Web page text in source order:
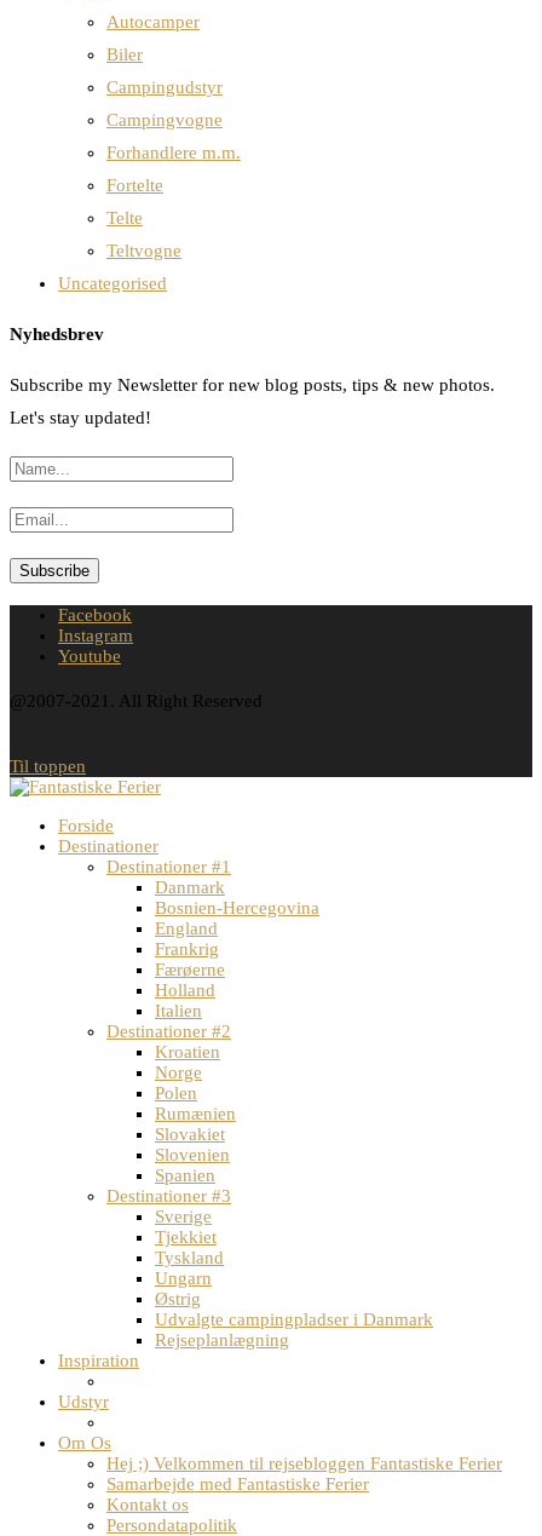
Autocamper
Biler
Campingudstyr
Campingvogne
Forhandlere m.m.
Fortelte
Telte
Teltvogne
Uncategorised
Nyhedsbrev
Subscribe my Newsletter for new blog posts, tips & new photos.
Let's stay updated!
Facebook
Instagram
Youtube
@2007-2021. All Right Reserved
Til toppen
Forside
Destinationer
Destinationer #1
Danmark
Bosnien-Hercegovina
England
Frankrig
Færøerne
Holland
Italien
Destinationer #2
Kroatien
Norge
Polen
Rumænien
Slovakiet
Slovenien
Spanien
Destinationer #3
Sverige
Tjekkiet
Tyskland
Ungarn
Østrig
Udvalgte campingpladser i Danmark
Rejseplanlægning
Inspiration
Udstyr
Om Os
Hej ;) Velkommen til rejsebloggen Fantastiske Ferier
Samarbejde med Fantastiske Ferier
Kontakt os
Persondatapolitik